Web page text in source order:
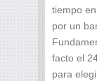
tiempo
por un
facto el
para